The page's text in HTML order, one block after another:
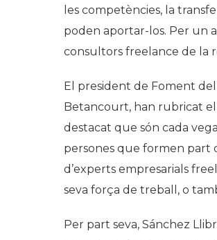
les competències, la
poden aportar-los. Per un
consultors freelance de la
El president de Foment del
Betancourt, han rubricat el
destacat que són cada
persones que formen part
d’experts empresarials
seva força de treball, o
Per part seva, Sánchez